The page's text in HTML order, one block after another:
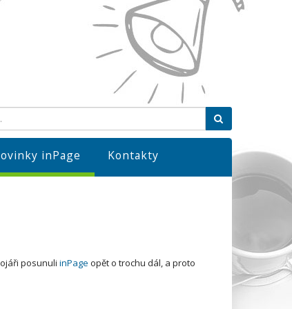
inPage Kontakty
posunuli inPage opět o trochu dál, a proto